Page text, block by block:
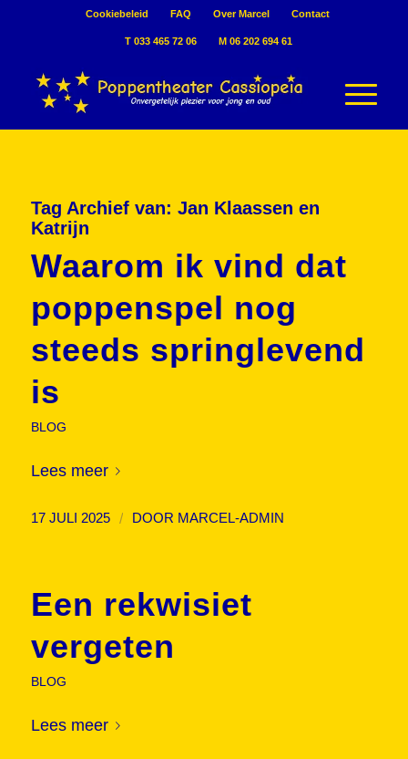
Cookiebeleid FAQ Over Marcel Contact
T 033 465 72 06 M 06 202 694 61
Tag Archief van: Jan Klaassen en
Katrijn
Waarom ik vind dat
poppenspel nog
steeds springlevend
is
BLOG
Lees meer
17 JULI 2025 / DOOR MARCEL-ADMIN
Een rekwisiet
vergeten
BLOG
Lees meer